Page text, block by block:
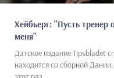
Хейбьерг: "Пусть тренер
меня"
Датское издание Tipsbladet
находится со сборной